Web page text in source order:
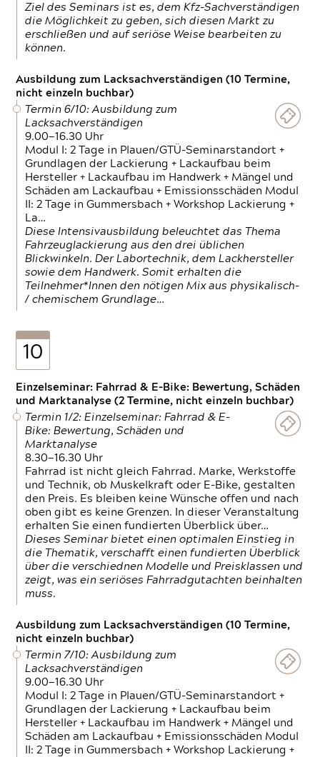
Ziel des Seminars ist es, dem Kfz-Sachverständigen
die Möglichkeit zu geben, sich diesen Markt zu
erschließen und auf seriöse Weise bearbeiten zu
können.
Ausbildung zum Lacksachverständigen (10 Termine,
nicht einzeln buchbar)
Termin 6/10: Ausbildung zum
Lacksachverständigen
9.00—16.30 Uhr
Modul I: 2 Tage in Plauen/GTÜ-Seminarstandort +
Grundlagen der Lackierung + Lackaufbau beim
Hersteller + Lackaufbau im Handwerk + Mängel und
Schäden am Lackaufbau + Emissionsschäden Modul
II: 2 Tage in Gummersbach + Workshop Lackierung +
La…
Diese Intensivausbildung beleuchtet das Thema
Fahrzeuglackierung aus den drei üblichen
Blickwinkeln. Der Labortechnik, dem Lackhersteller
sowie dem Handwerk. Somit erhalten die
Teilnehmer*Innen den nötigen Mix aus physikalisch-
/ chemischem Grundlage…
10
Einzelseminar: Fahrrad & E-Bike: Bewertung, Schäden
und Marktanalyse (2 Termine, nicht einzeln buchbar)
Termin 1/2: Einzelseminar: Fahrrad & E-
Bike: Bewertung, Schäden und
Marktanalyse
8.30—16.30 Uhr
Fahrrad ist nicht gleich Fahrrad. Marke, Werkstoffe
und Technik, ob Muskelkraft oder E-Bike, gestalten
den Preis. Es bleiben keine Wünsche offen und nach
oben gibt es keine Grenzen. In dieser Veranstaltung
erhalten Sie einen fundierten Überblick über…
Dieses Seminar bietet einen optimalen Einstieg in
die Thematik, verschafft einen fundierten Überblick
über die verschiednen Modelle und Preisklassen und
zeigt, was ein seriöses Fahrradgutachten beinhalten
muss.
Ausbildung zum Lacksachverständigen (10 Termine,
nicht einzeln buchbar)
Termin 7/10: Ausbildung zum
Lacksachverständigen
9.00—16.30 Uhr
Modul I: 2 Tage in Plauen/GTÜ-Seminarstandort +
Grundlagen der Lackierung + Lackaufbau beim
Hersteller + Lackaufbau im Handwerk + Mängel und
Schäden am Lackaufbau + Emissionsschäden Modul
II: 2 Tage in Gummersbach + Workshop Lackierung +